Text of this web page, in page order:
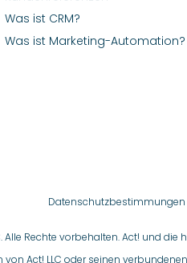
Was ist CRM?
Was ist Marketing-Automation?
Datenschutzbestimmungen
Alle Rechte vorbehalten. Act! und
von Act! LLC oder seinen